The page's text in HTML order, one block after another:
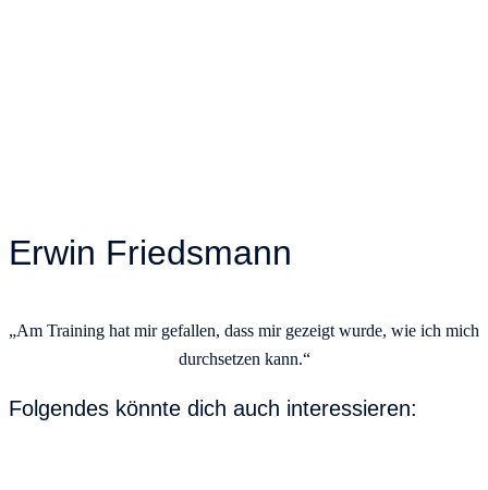
Erwin Friedsmann
„Am Training hat mir gefallen, dass mir gezeigt wurde, wie ich mich
durchsetzen kann.“
Folgendes könnte dich auch interessieren: